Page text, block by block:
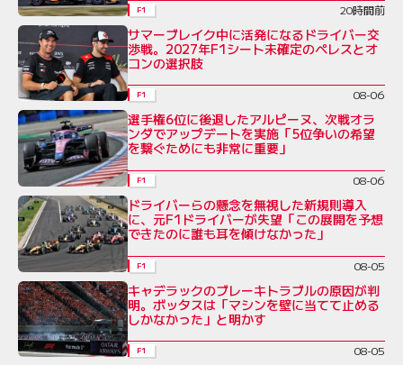
F1 20時間前
サマーブレイク中に活発になるドライバー交
渉戦。2027年F1シート未確定のペレスとオ
コンの選択肢
F1 08-06
選手権6位に後退したアルピーヌ、次戦オラ
ンダでアップデートを実施「5位争いの希望
を繋ぐためにも非常に重要」
F1 08-06
ドライバーらの懸念を無視した新規則導入
に、元F1ドライバーが失望「この展開を予想
できたのに誰も耳を傾けなかった」
F1 08-05
キャデラックのブレーキトラブルの原因が判
明。ボッタスは「マシンを壁に当てて止める
しかなかった」と明かす
F1 08-05